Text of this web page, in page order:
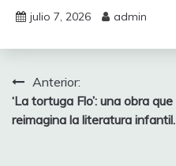
julio 7, 2026 admin
Navegación
de
Anterior:
‘La tortuga Flo’: una obra que
reimagina la literatura infantil.